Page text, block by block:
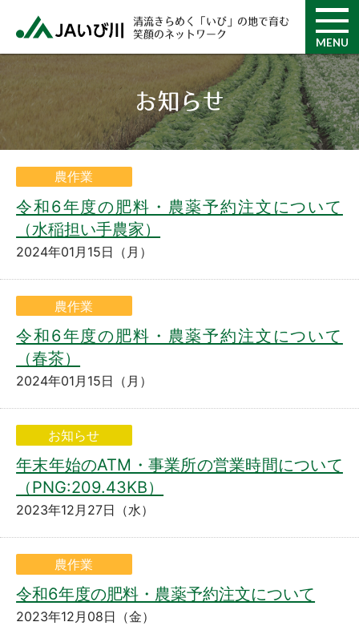
清流きらめく「いび」の地で育む
笑顔のネットワーク
MENU
お知らせ
農作業
令和6年度の肥料・農薬予約注文について
（水稲担い手農家）
2024年01月15日（月）
農作業
令和6年度の肥料・農薬予約注文について
（春茶）
2024年01月15日（月）
お知らせ
年末年始のATM・事業所の営業時間について
（PNG:209.43KB）
2023年12月27日（水）
農作業
令和6年度の肥料・農薬予約注文について
2023年12月08日（金）